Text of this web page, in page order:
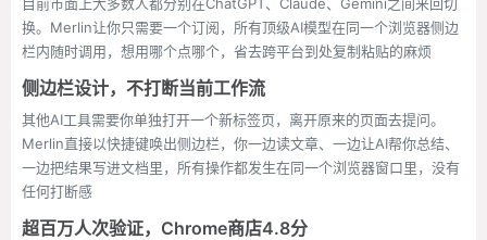
换。Merlin让你只需要一个订阅，所有顶级AI模型在同一个浏览器侧边
栏内随时调用，想用哪个点哪个，省去跨平台到处复制粘贴的麻烦
侧边栏设计，不打断当前工作流
其他AI工具需要你单独打开一个新标签页，离开原来的页面去提问。
Merlin直接以快捷键唤出侧边栏，你一边读文章、一边让AI帮你总结、
一边把结果写进文档里，所有操作都发生在同一个浏览器窗口里，没有
任何打断感
超百万人次验证，Chrome商店4.8分